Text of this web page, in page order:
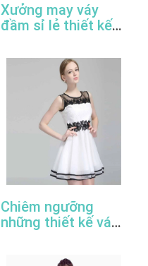
Xưởng may váy
đầm sỉ lẻ thiết kế
cấp, uy tín
Chiêm ngưỡng
những thiết kế váy